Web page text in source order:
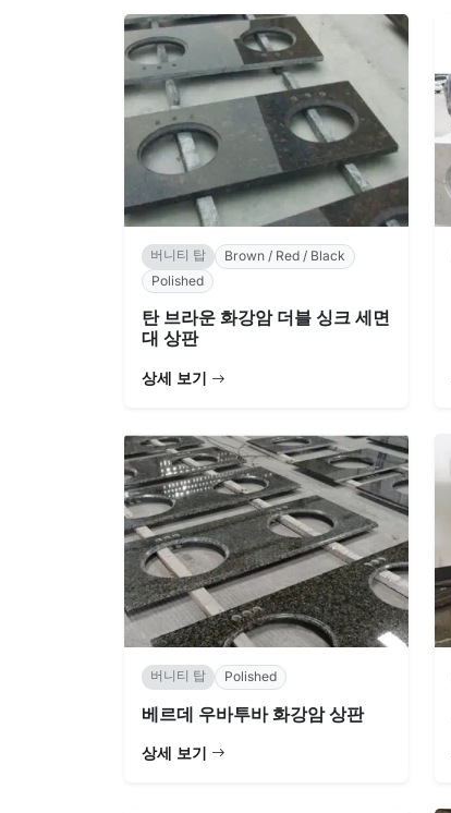
버니티 탑
Brown / Red / Black
Polished
탄 브라운 화강암 더블 싱크 세면
대 상판
상세 보기
버니티 탑 Polished
베르데 우바투바 화강암 상판
상세 보기